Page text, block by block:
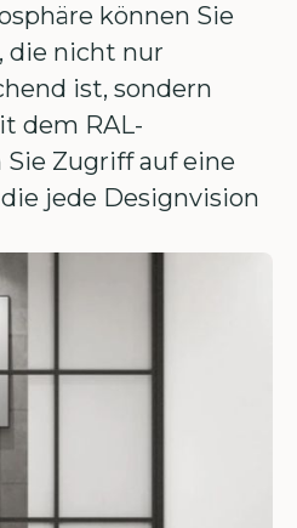
können Sie
die nicht nur
ist, sondern
dem RAL-
Zugriff auf eine
jede Designvision